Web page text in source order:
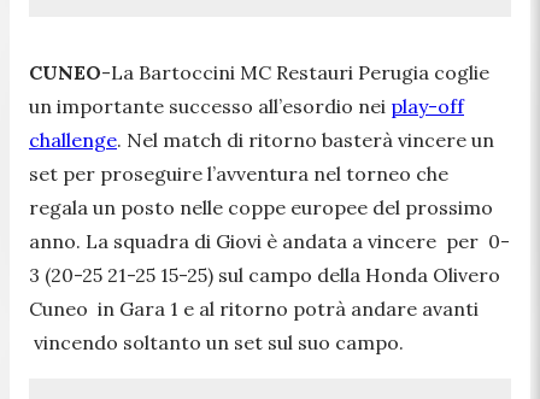
CUNEO-La Bartoccini MC Restauri Perugia coglie
un importante successo all’esordio nei play-off
challenge. Nel match di ritorno basterà vincere un
set per proseguire l’avventura nel torneo che
regala un posto nelle coppe europee del prossimo
anno. La squadra di Giovi è andata a vincere per 0-
3 (20-25 21-25 15-25) sul campo della Honda Olivero
Cuneo in Gara 1 e al ritorno potrà andare avanti
vincendo soltanto un set sul suo campo.